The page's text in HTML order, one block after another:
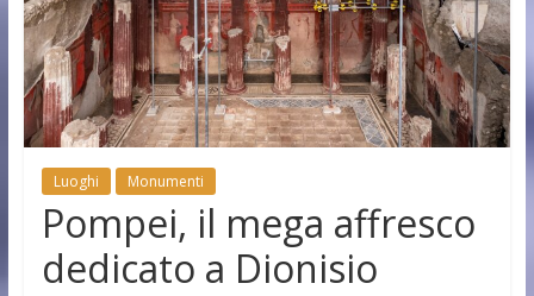
Luoghi Monumenti
Pompei, il mega affresco
dedicato a Dionisio